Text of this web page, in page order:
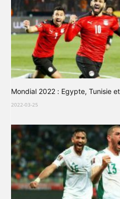
Mondial 2022 : Egypte, Tunisie
2022-03-25